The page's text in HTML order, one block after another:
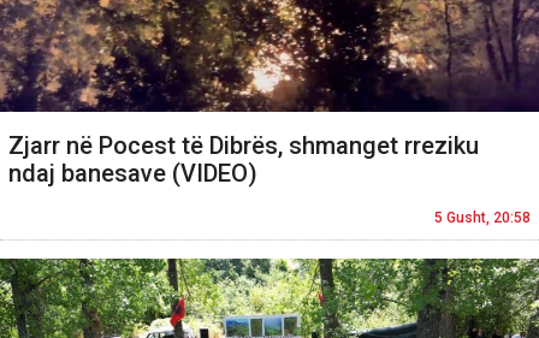
Zjarr në Pocest të Dibrës, shmanget rreziku
ndaj banesave (VIDEO)
5 Gusht, 20:58